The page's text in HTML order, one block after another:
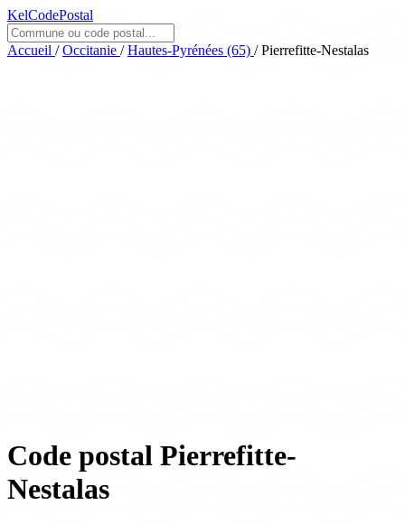
KelCodePostal
Accueil / Occitanie / Hautes-Pyrénées (65) / Pierrefitte-Nestalas
Code postal Pierrefitte-
Nestalas